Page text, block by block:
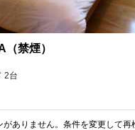
禁煙）
2台
ありません。条件を変更して再